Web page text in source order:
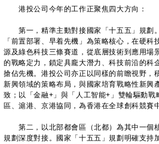
港投公司今年的工作正聚焦四大方向：
第一，精準主動對接國家「十五五」規劃
「前置部署、早着先機」為策略核心，在硬
源及綠色科技三條賽道，從底層技術到應用場
的戰略定力，鎖定具龐大潛力、科技前沿的科
搶佔先機。港投公司亦正以同樣的前瞻視野，
新興領域的策略布局，與國家培育戰略性新興
致；以「金融+」與「人工智能+」雙輪驅動
區、滬港、京港協同，為香港在全球創科競賽
第二，以北部都會區（北都）為其中一個
規劃深度對接。國家「十五五」規劃明確支持